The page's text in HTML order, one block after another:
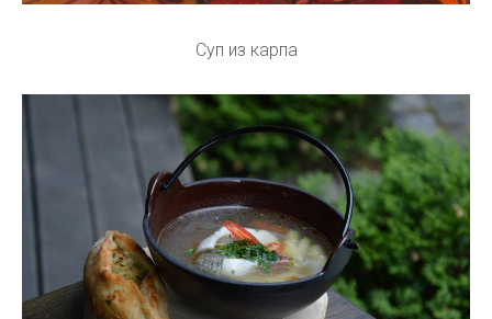
Суп из карпа